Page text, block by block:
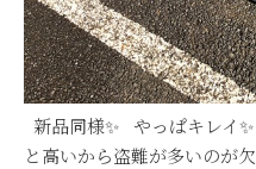
新品同様✨ やっぱキレイ
と高いから盗難が多いの